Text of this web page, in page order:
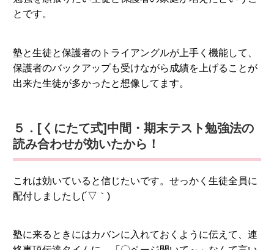
とです。
塾と生徒と保護者のトライアングルが上手く機能して、
保護者のバックアップも受けながら成績を上げることが
出来た生徒が多かったと想像してます。
５．[くにたて式]中間・期末テスト勉強法の
読み合わせが効いたから！
これは効いていると信じたいです。せっかく生徒全員に
配付しましたし(´▽｀)
塾に来るときにはカバンに入れておくように伝えて、連